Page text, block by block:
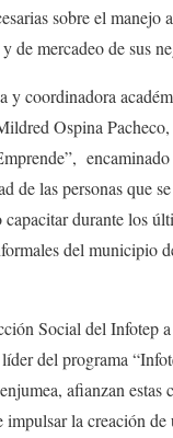
sobre el manejo
de mercadeo de sus
y coordinadora
Ospina
encaminado
de las personas que
durante los
del municipio
Social del Infotep
del programa
afianzan estas
impulsar la creación